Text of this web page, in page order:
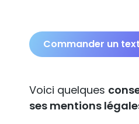
Commander un
Voici quelques
ses mentions légale